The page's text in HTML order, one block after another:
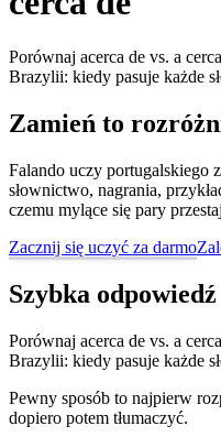
Porównaj acerca de vs. a
Brazylii: kiedy pasuje każde
Zamień to
Falando uczy portugalskiego
słownictwo, nagrania,
czemu mylące się pary
Zacznij się uczyć za darmo
Szybka odpowiedź
Porównaj acerca de vs. a
Brazylii: kiedy pasuje każde
Pewny sposób to najpierw
dopiero potem tłumaczyć.